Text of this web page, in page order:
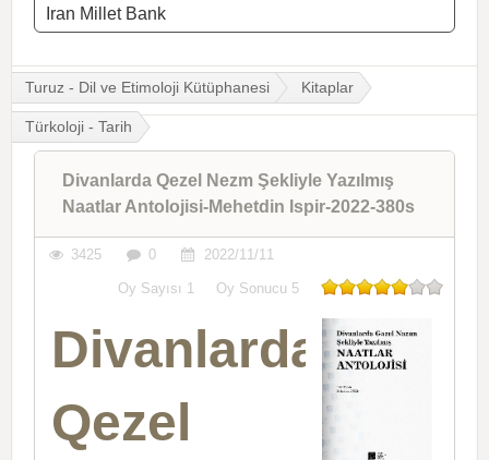
Iran Millet Bank
Turuz - Dil ve Etimoloji Kütüphanesi Kitaplar
Türkoloji - Tarih
Divanlarda Qezel Nezm Şekliyle Yazılmış
Naatlar Antolojisi-Mehetdin Ispir-2022-380s
3425 0 2022/11/11
Oy Sayısı 1 Oy Sonucu 5
Divanlarda
Qezel